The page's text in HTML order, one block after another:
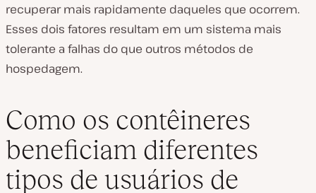
recuperar mais rapidamente daqueles que ocorrem.
Esses dois fatores resultam em um sistema mais
tolerante a falhas do que outros métodos de
hospedagem.
Como os contêineres
beneficiam diferentes
tipos de usuários de